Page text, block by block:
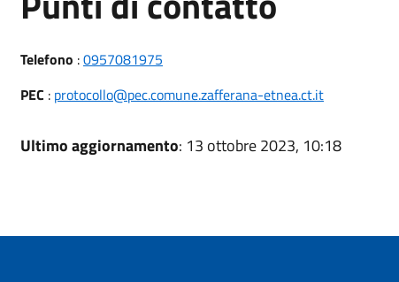
Telefono :0957081975
PEC : protocollo@pec.comune.zafferana-etnea.ct.it
Ultimo aggiornamento: 13 ottobre 2023, 10:18